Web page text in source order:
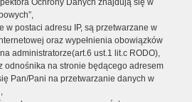
Ochrony Danych znajdują się w
w postaci adresu IP, są przetwarzane w
oraz wypełnienia obowiązków
administratorze(art.6 ust.1 lit.c RODO),
odnośnika na stronie będącego adresem
Pan/Pani na przetwarzanie danych w